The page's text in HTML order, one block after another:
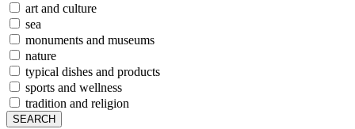
art and culture
sea
monuments and museums
nature
typical dishes and products
sports and wellness
tradition and religion